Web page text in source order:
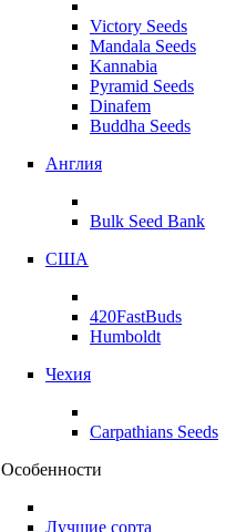
Victory Seeds
Mandala Seeds
Kannabia
Pyramid Seeds
Dinafem
Buddha Seeds
Англия
Bulk Seed Bank
США
420FastBuds
Humboldt
Чехия
Carpathians Seeds
Особенности
Лучшие сорта